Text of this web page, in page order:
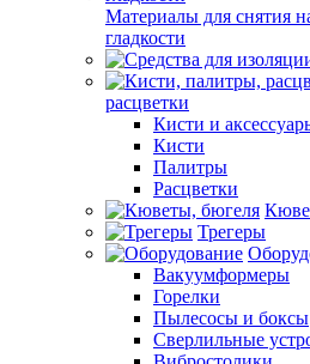
Материалы для снятия
гладкости
расцветки
Кисти и
Кисти
Палитры
Расцветки
Трегеры
Вакуумформеры
Горелки
Пылесосы и боксы
Сверлильные